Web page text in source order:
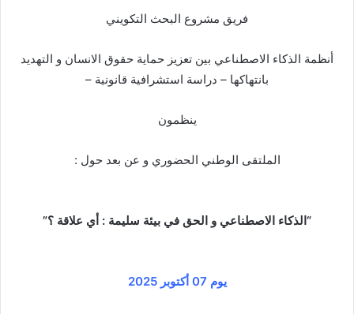
فريق مشروع البحث التكويني
أنظمة الذكاء الاصطناعي بين تعزيز حماية حقوق الانسان و التهديد
بانتهاكها – دراسة استشرافية قانونية –
ينظمون
الملتقى الوطني الحضوري و عن بعد حول :
“الذكاء الاصطناعي و الحق في بيئة سليمة : أي علاقة ؟”
يوم 07 أكتوبر 2025